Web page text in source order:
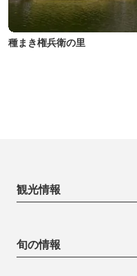
種まき権兵衛の里
観光情報
旬の情報